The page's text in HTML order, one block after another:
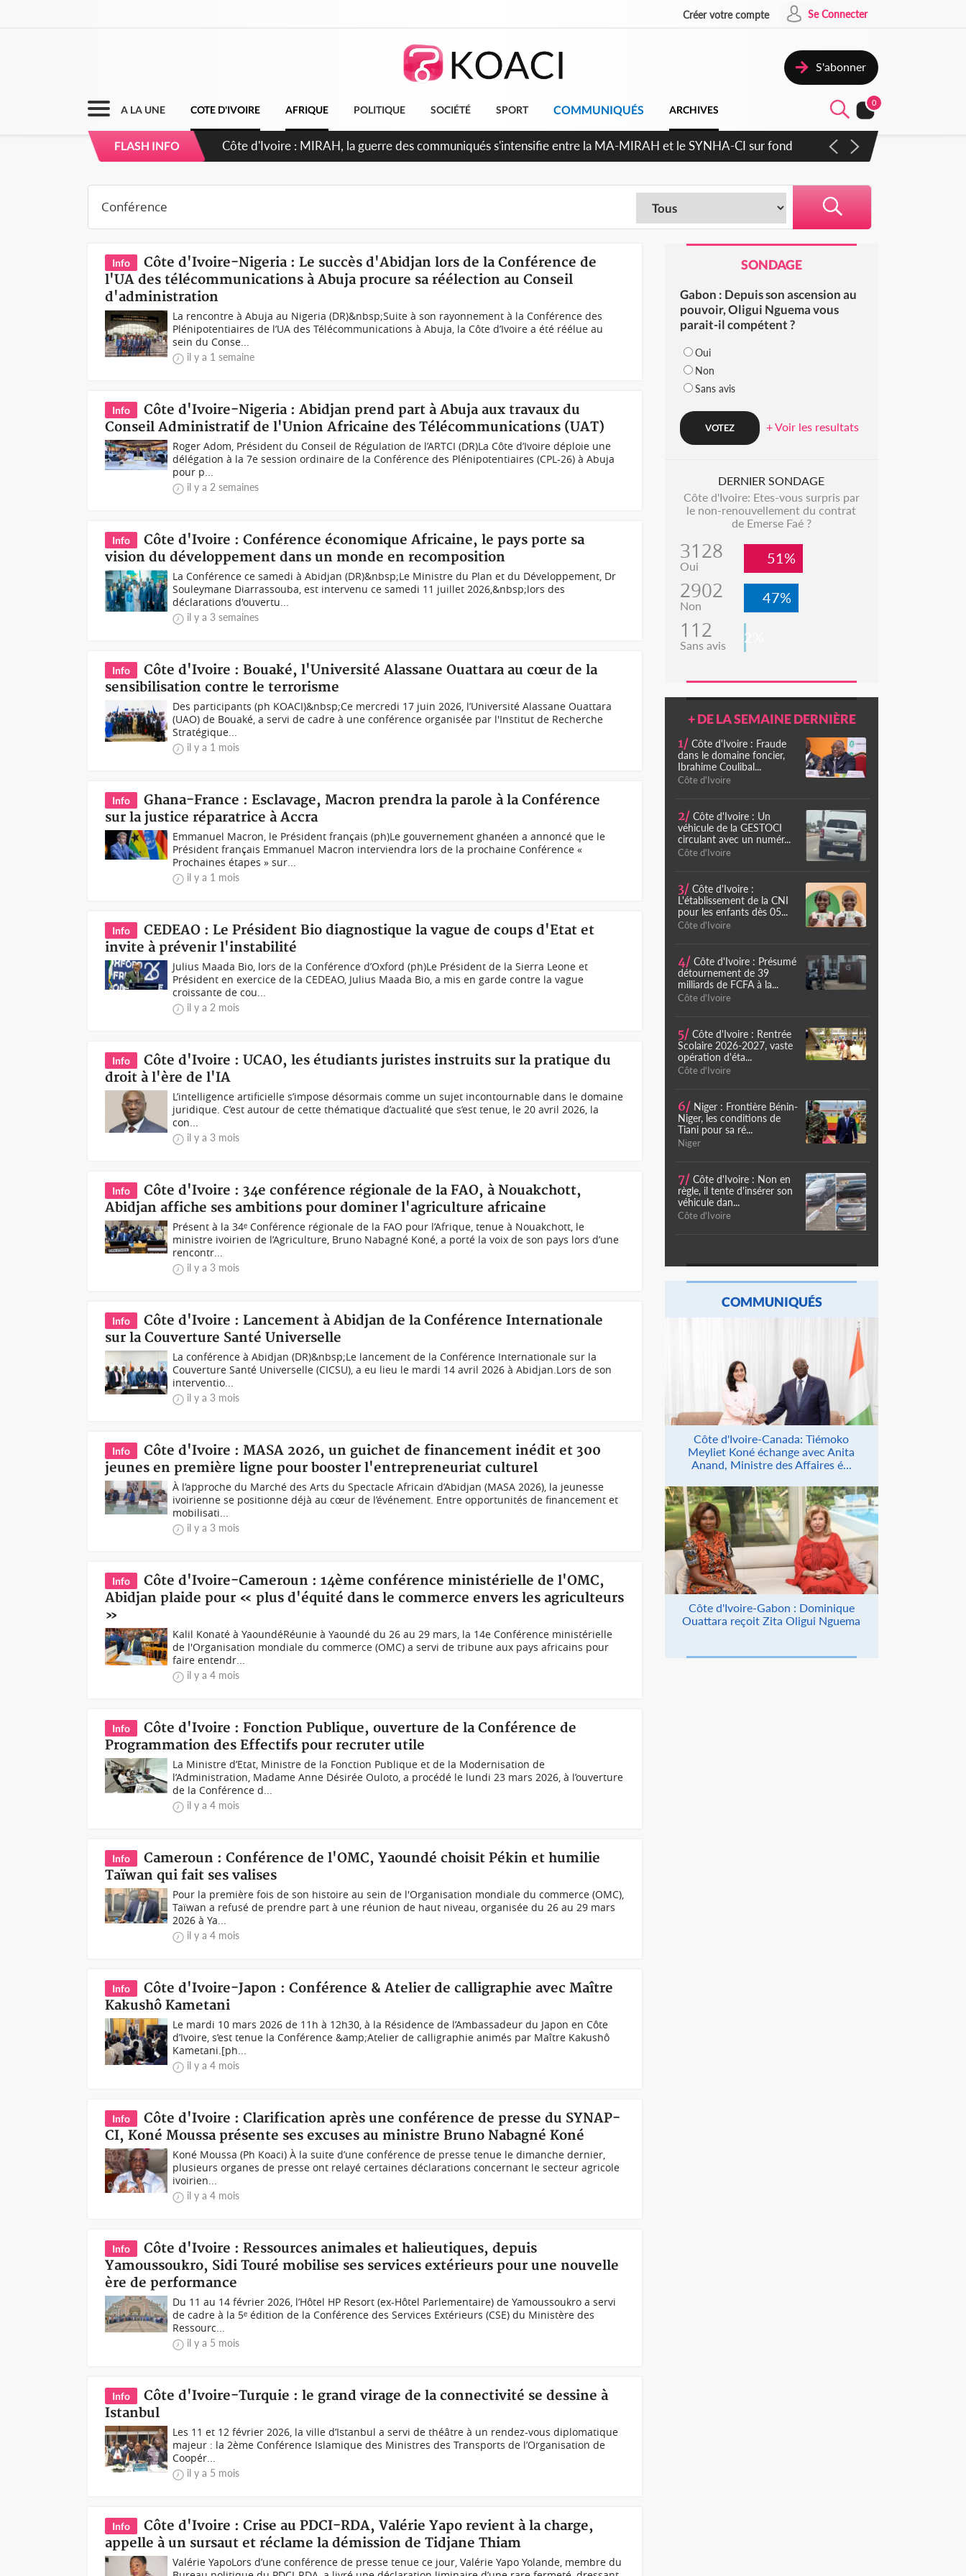
Créer votre compte Se Connecter
S'abonner
A LA UNE COTE D'IVOIRE AFRIQUE POLITIQUE SOCIÉTÉ SPORT COMMUNIQUÉS ARCHIVES
0
FLASH INFO Côte d'Ivoire : Indépendance 2026, Thiam plaide pour un environnement démocratique plus apaisé
Info
Côte d'Ivoire-Nigeria : Le succès d'Abidjan lors de la Conférence de
l'UA des télécommunications à Abuja procure sa réélection au Conseil
d'administration
La rencontre à Abuja au Nigeria (DR)&nbsp;Suite à son rayonnement à la Conférence des
Plénipotentiaires de l’UA des Télécommunications à Abuja, la Côte d’Ivoire a été réélue au
sein du Conse...
il y a 1 semaine
Info
Côte d'Ivoire-Nigeria : Abidjan prend part à Abuja aux travaux du
Conseil Administratif de l'Union Africaine des Télécommunications (UAT)
Roger Adom, Président du Conseil de Régulation de l’ARTCI (DR)La Côte d’Ivoire déploie une
délégation à la 7e session ordinaire de la Conférence des Plénipotentiaires (CPL-26) à Abuja
pour p...
il y a 2 semaines
Info
Côte d'Ivoire : Conférence économique Africaine, le pays porte sa
vision du développement dans un monde en recomposition
La Conférence ce samedi à Abidjan (DR)&nbsp;Le Ministre du Plan et du Développement, Dr
Souleymane Diarrassouba, est intervenu ce samedi 11 juillet 2026,&nbsp;lors des
déclarations d'ouvertu...
il y a 3 semaines
Info
Côte d'Ivoire : Bouaké, l'Université Alassane Ouattara au cœur de la
sensibilisation contre le terrorisme
Des participants (ph KOACI)&nbsp;Ce mercredi 17 juin 2026, l’Université Alassane Ouattara
(UAO) de Bouaké, a servi de cadre à une conférence organisée par l'Institut de Recherche
Stratégique...
il y a 1 mois
Info
Ghana-France : Esclavage, Macron prendra la parole à la Conférence
sur la justice réparatrice à Accra
Emmanuel Macron, le Président français (ph)Le gouvernement ghanéen a annoncé que le
Président français Emmanuel Macron interviendra lors de la prochaine Conférence «
Prochaines étapes » sur...
il y a 1 mois
Info
CEDEAO : Le Président Bio diagnostique la vague de coups d'Etat et
invite à prévenir l'instabilité
Julius Maada Bio, lors de la Conférence d’Oxford (ph)Le Président de la Sierra Leone et
Président en exercice de la CEDEAO, Julius Maada Bio, a mis en garde contre la vague
croissante de cou...
il y a 2 mois
Info
Côte d'Ivoire : UCAO, les étudiants juristes instruits sur la pratique du
droit à l'ère de l'IA
L’intelligence artificielle s’impose désormais comme un sujet incontournable dans le domaine
juridique. C’est autour de cette thématique d’actualité que s’est tenue, le 20 avril 2026, la
con...
il y a 3 mois
Info
Côte d'Ivoire : 34e conférence régionale de la FAO, à Nouakchott,
Abidjan affiche ses ambitions pour dominer l'agriculture africaine
Présent à la 34ᵉ Conférence régionale de la FAO pour l’Afrique, tenue à Nouakchott, le
ministre ivoirien de l’Agriculture, Bruno Nabagné Koné, a porté la voix de son pays lors d’une
rencontr...
il y a 3 mois
Info
Côte d'Ivoire : Lancement à Abidjan de la Conférence Internationale
sur la Couverture Santé Universelle
La conférence à Abidjan (DR)&nbsp;Le lancement de la Conférence Internationale sur la
Couverture Santé Universelle (CICSU), a eu lieu le mardi 14 avril 2026 à Abidjan.Lors de son
interventio...
il y a 3 mois
Info
Côte d'Ivoire : MASA 2026, un guichet de financement inédit et 300
jeunes en première ligne pour booster l'entrepreneuriat culturel
À l’approche du Marché des Arts du Spectacle Africain d’Abidjan (MASA 2026), la jeunesse
ivoirienne se positionne déjà au cœur de l’événement. Entre opportunités de financement et
mobilisati...
il y a 3 mois
Info
Côte d'Ivoire-Cameroun : 14ème conférence ministérielle de l'OMC,
Abidjan plaide pour « plus d'équité dans le commerce envers les agriculteurs
»
Kalil Konaté à YaoundéRéunie à Yaoundé du 26 au 29 mars, la 14e Conférence ministérielle
de l'Organisation mondiale du commerce (OMC) a servi de tribune aux pays africains pour
faire entendr...
il y a 4 mois
Info
Côte d'Ivoire : Fonction Publique, ouverture de la Conférence de
Programmation des Effectifs pour recruter utile
La Ministre d’Etat, Ministre de la Fonction Publique et de la Modernisation de
l’Administration, Madame Anne Désirée Ouloto, a procédé le lundi 23 mars 2026, à l’ouverture
de la Conférence d...
il y a 4 mois
Info
Cameroun : Conférence de l'OMC, Yaoundé choisit Pékin et humilie
Taïwan qui fait ses valises
Pour la première fois de son histoire au sein de l'Organisation mondiale du commerce (OMC),
Taïwan a refusé de prendre part à une réunion de haut niveau, organisée du 26 au 29 mars
2026 à Ya...
il y a 4 mois
Info
Côte d'Ivoire-Japon : Conférence & Atelier de calligraphie avec Maître
Kakushô Kametani
Le mardi 10 mars 2026 de 11h à 12h30, à la Résidence de l’Ambassadeur du Japon en Côte
d’Ivoire, s’est tenue la Conférence &amp;Atelier de calligraphie animés par Maître Kakushô
Kametani.[ph...
il y a 4 mois
Info
Côte d'Ivoire : Clarification après une conférence de presse du SYNAP-
CI, Koné Moussa présente ses excuses au ministre Bruno Nabagné Koné
Koné Moussa (Ph Koaci) À la suite d’une conférence de presse tenue le dimanche dernier,
plusieurs organes de presse ont relayé certaines déclarations concernant le secteur agricole
ivoirien...
il y a 4 mois
Info
Côte d'Ivoire : Ressources animales et halieutiques, depuis
Yamoussoukro, Sidi Touré mobilise ses services extérieurs pour une nouvelle
ère de performance
Du 11 au 14 février 2026, l’Hôtel HP Resort (ex-Hôtel Parlementaire) de Yamoussoukro a servi
de cadre à la 5ᵉ édition de la Conférence des Services Extérieurs (CSE) du Ministère des
Ressourc...
il y a 5 mois
Info
Côte d'Ivoire-Turquie : le grand virage de la connectivité se dessine à
Istanbul
Les 11 et 12 février 2026, la ville d’Istanbul a servi de théâtre à un rendez-vous diplomatique
majeur : la 2ème Conférence Islamique des Ministres des Transports de l’Organisation de
Coopér...
il y a 5 mois
Info
Côte d'Ivoire : Crise au PDCI-RDA, Valérie Yapo revient à la charge,
appelle à un sursaut et réclame la démission de Tidjane Thiam
Valérie YapoLors d’une conférence de presse tenue ce jour, Valérie Yapo Yolande, membre du
SONDAGE
Gabon : Depuis son ascension au
pouvoir, Oligui Nguema vous
parait-il compétent ?
Oui
Non
Sans avis
+ Voir les resultats
DERNIER SONDAGE
Côte d'Ivoire: Etes-vous surpris par
le non-renouvellement du contrat
de Emerse Faé ?
3128
Oui 51%
2902
Non 47%
112
Sans avis 2%
+ DE LA SEMAINE DERNIÈRE
1/ Côte d'Ivoire : Fraude
dans le domaine foncier,
Ibrahime Coulibal...
Côte d'Ivoire
2/ Côte d'Ivoire : Un
véhicule de la GESTOCI
circulant avec un numér...
Côte d'Ivoire
3/ Côte d'Ivoire :
L'établissement de la CNI
pour les enfants dès 05...
Côte d'Ivoire
4/ Côte d'Ivoire : Présumé
détournement de 39
milliards de FCFA à la...
Côte d'Ivoire
5/ Côte d'Ivoire : Rentrée
Scolaire 2026-2027, vaste
opération d'éta...
Côte d'Ivoire
6/ Niger : Frontière Bénin-
Niger, les conditions de
Tiani pour sa ré...
Niger
7/ Côte d'Ivoire : Non en
règle, il tente d'insérer son
véhicule dan...
Côte d'Ivoire
COMMUNIQUÉS
Côte d'Ivoire-Canada: Tiémoko
Meyliet Koné échange avec Anita
Anand, Ministre des Affaires é...
Côte d'Ivoire-Gabon : Dominique
Ouattara reçoit Zita Oligui Nguema